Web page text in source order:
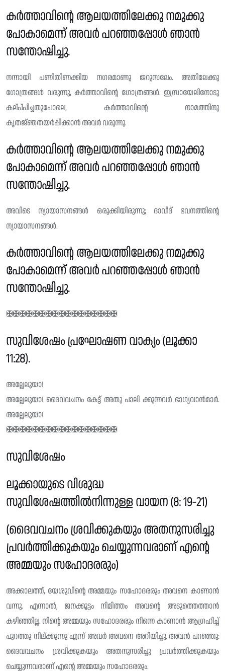
കർത്താവിന്റെ ആലയത്തിലേക്കു നമുക്കു
പോകാമെന്ന് അവർ പറഞ്ഞപ്പോൾ ഞാൻ
സന്തോഷിച്ചു.
നന്നായി പണിതിണക്കിയ നഗരമാണു ജറുസലേം. അതിലേക്കു
ഗോത്രങ്ങൾ വരുന്നു, കർത്താവിന്റെ ഗോത്രങ്ങൾ. ഇസ്രായേലിനോടു
കല്പ്‌പിച്ചതുപോലെ, കർത്താവിൻ്റെ നാമത്തിനു
കൃതജ്‌ഞതയർപ്പിക്കാൻ അവർ വരുന്നു.
കർത്താവിന്റെ ആലയത്തിലേക്കു നമുക്കു
പോകാമെന്ന് അവർ പറഞ്ഞപ്പോൾ ഞാൻ
സന്തോഷിച്ചു.
അവിടെ ന്യായാസനങ്ങൾ ഒരുക്കിയിരുന്നു; ദാവീദ് ഭവനത്തിന്റെ
ന്യായാസനങ്ങൾ.
കർത്താവിൻ്റെ ആലയത്തിലേക്കു നമുക്കു
പോകാമെന്ന് അവർ പറഞ്ഞപ്പോൾ ഞാൻ
സന്തോഷിച്ചു.
✠✠✠✠✠✠✠✠✠✠✠✠✠✠✠✠✠
സുവിശേഷം പ്രഘോഷണ വാക്യം (ലൂക്കാ
11:28).
അല്ലേലൂയാ!
അല്ലേലൂയാ! ദൈവവചനം കേട്ട് അതു പാലി ക്കുന്നവർ ഭാഗ്യവാൻമാർ.
അല്ലേലൂയാ!
✠✠✠✠✠✠✠✠✠✠✠✠✠✠✠✠✠
സുവിശേഷം
ലൂക്കായുടെ വിശുദ്ധ
സുവിശേഷത്തിൽനിന്നുള്ള വായന (8: 19-21)
(ദൈവവചനം ശ്രവിക്കുകയും അതനുസരിച്ചു
പ്രവർത്തിക്കുകയും ചെയ്യുന്നവരാണ് എൻ്റെ
അമ്മയും സഹോദരരും)
അക്കാലത്ത്, യേശുവിന്റെ അമ്മയും സഹോദരരും അവനെ കാണാൻ
വന്നു. എന്നാൽ, ജനക്കൂട്ടം നിമിത്തം അവന്റെ അടുത്തെത്താൻ
കഴിഞ്ഞില്ല. നിന്റെ അമ്മയും സഹോദരരും നിന്നെ കാണാൻ ആഗ്രഹിച്ച്
പുറത്തു നില്ക്കുന്നു എന്ന് അവർ അവനെ അറിയിച്ചു. അവൻ പറഞ്ഞു:
ദൈവവചനം ശ്രവിക്കുകയും അതനുസരിച്ചു പ്രവർത്തിക്കുകയും
ചെയ്യുന്നവരാണ് എന്റെ അമ്മയും സഹോദരരും.